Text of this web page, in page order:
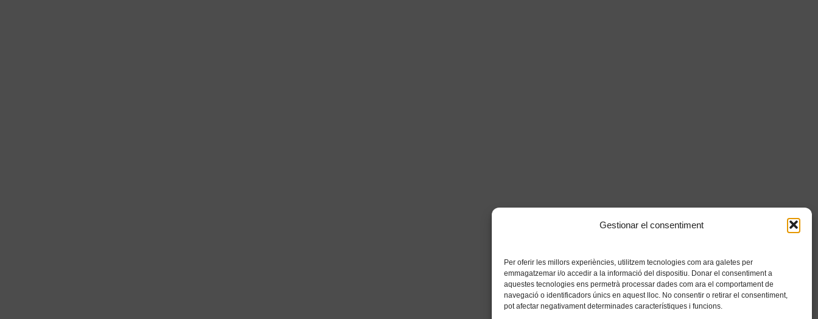
Gestionar el consentiment
Per oferir les millors experiències, utilitzem tecnologies com ara galetes per
emmagatzemar i/o accedir a la informació del dispositiu. Donar el consentiment a
aquestes tecnologies ens permetrà processar dades com ara el comportament de
navegació o identificadors únics en aquest lloc. No consentir o retirar el consentiment,
pot afectar negativament determinades característiques i funcions.